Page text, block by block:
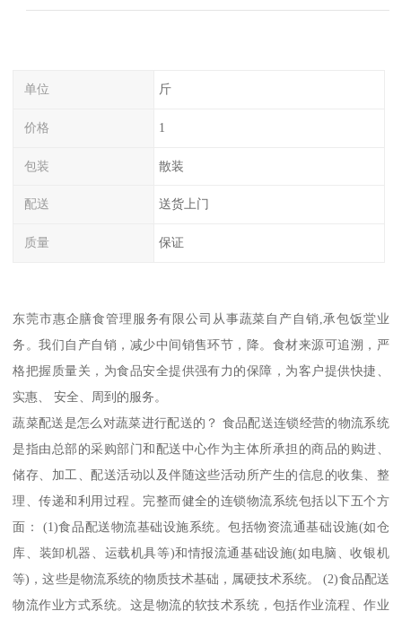
单位 斤
价格 1
包装 散装
配送 送货上门
质量 保证
东莞市惠企膳食管理服务有限公司从事蔬菜自产自销,承包饭堂业
务。我们自产自销，减少中间销售环节，降。食材来源可追溯，严
格把握质量关，为食品安全提供强有力的保障，为客户提供快捷、
实惠、 安全、周到的服务。
蔬菜配送是怎么对蔬菜进行配送的？ 食品配送连锁经营的物流系统
是指由总部的采购部门和配送中心作为主体所承担的商品的购进、
储存、加工、配送活动以及伴随这些活动所产生的信息的收集、整
理、传递和利用过程。完整而健全的连锁物流系统包括以下五个方
面： (1)食品配送物流基础设施系统。包括物资流通基础设施(如仓
库、装卸机器、运载机具等)和情报流通基础设施(如电脑、收银机
等)，这些是物流系统的物质技术基础，属硬技术系统。 (2)食品配送
物流作业方式系统。这是物流的软技术系统，包括作业流程、作业